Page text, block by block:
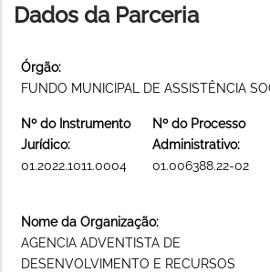
Dados da Parceria
Órgão:
FUNDO MUNICIPAL DE ASSISTÊNCIA
Nº do Instrumento
Jurídico:
01.2022.1011.0004
Nº do Processo
Administrativo:
01.006388.22-02
Nome da Organização:
AGENCIA ADVENTISTA DE
DESENVOLVIMENTO E RECURSOS